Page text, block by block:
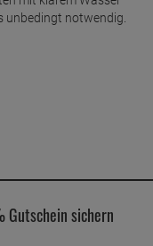
unbedingt notwendig.
sichern